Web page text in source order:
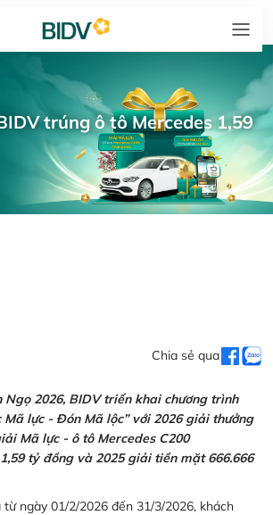
trúng ô tô Mercedes 1,59
Chia sẻ qua
Ngọ 2026, BIDV triển khai chương trình
Mã lực - Đón Mã lộc” với 2026 giải thưởng
Mã lực - ô tô Mercedes C200
tỷ đồng và 2025 giải tiền mặt 666.666
ngày 01/2/2026 đến 31/3/2026, khách